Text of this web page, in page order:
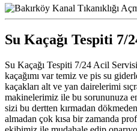
Su Kaçağı Tespiti 7/
Su Kaçağı Tespiti 7/24 Acil
kaçağımı var temiz ve pis su
kaçakları alt ve yan dairelerimi
makinelerimiz ile bu sorununuza
sizi bu dertten kırmadan
almadan çok kısa bir zamanda